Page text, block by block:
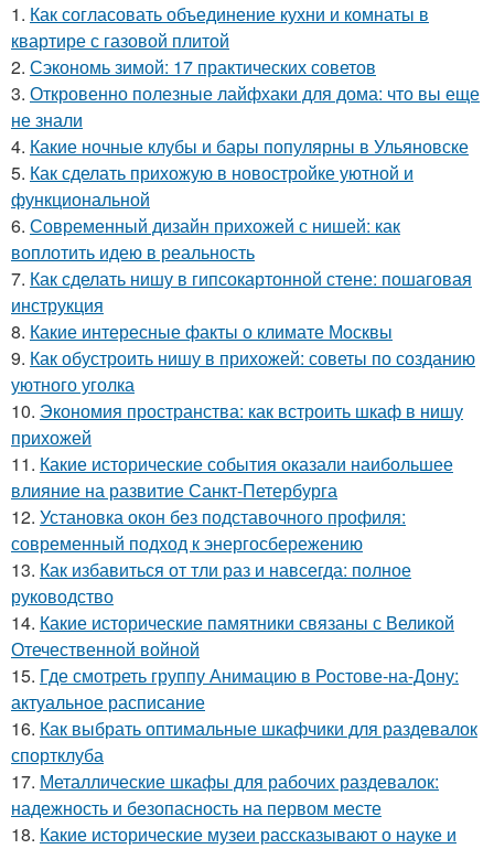
1. Как согласовать объединение кухни и комнаты в
квартире с газовой плитой
2. Сэкономь зимой: 17 практических советов
3. Откровенно полезные лайфхаки для дома: что вы еще
не знали
4. Какие ночные клубы и бары популярны в Ульяновске
5. Как сделать прихожую в новостройке уютной и
функциональной
6. Современный дизайн прихожей с нишей: как
воплотить идею в реальность
7. Как сделать нишу в гипсокартонной стене: пошаговая
инструкция
8. Какие интересные факты о климате Москвы
9. Как обустроить нишу в прихожей: советы по созданию
уютного уголка
10. Экономия пространства: как встроить шкаф в нишу
прихожей
11. Какие исторические события оказали наибольшее
влияние на развитие Санкт-Петербурга
12. Установка окон без подставочного профиля:
современный подход к энергосбережению
13. Как избавиться от тли раз и навсегда: полное
руководство
14. Какие исторические памятники связаны с Великой
Отечественной войной
15. Где смотреть группу Анимацию в Ростове-на-Дону:
актуальное расписание
16. Как выбрать оптимальные шкафчики для раздевалок
спортклуба
17. Металлические шкафы для рабочих раздевалок:
надежность и безопасность на первом месте
18. Какие исторические музеи рассказывают о науке и